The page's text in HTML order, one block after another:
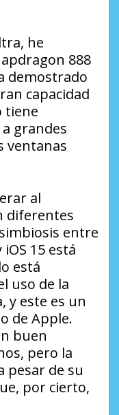
he
888
demostrado
capacidad
tiene
grandes
ventanas
al
diferentes
entre
15 está
está
uso de la
y este es un
de Apple.
buen
pero la
pesar de su
por cierto,